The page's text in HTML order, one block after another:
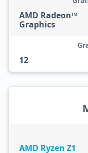
AMD Radeon™
Graphics
12
AMD Ryzen Z1